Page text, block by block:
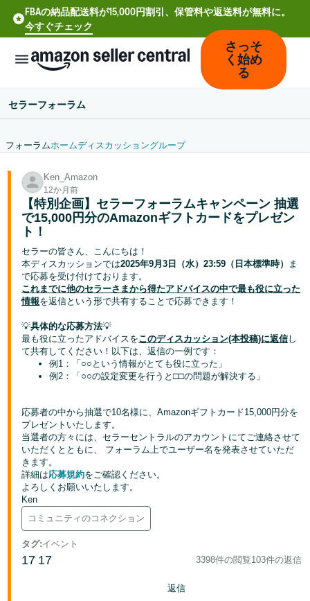
FBAの納品配送料が15,000円割引、保管料や返送料が無料に。
今すぐチェック
日
本
語
文
-
CN
Deutsch
- DE
Español
- ES
Français
- FR
Italiano
한
국
어
-
KR
日
本
ロ
グ
イ
ン
さっそ
く始め
る
セラーフォーラム
フォーラムホームディスカッショングループ
Ken_Amazon
12か月前
【特別企画】セラーフォーラムキャンペーン 抽選
で15,000円分のAmazonギフトカードをプレゼン
ト！
セラーの皆さん、こんにちは！
本ディスカッションでは2025年9月3日（水）23:59（日本標準時）
ま
で応募を受け付けております。
これまでに他のセラーさまから得たアドバイスの中で最も役に立った
情報を返信という形で共有することで応募できます！
💡具体的な応募方法💡
最も役に立ったアドバイスをこのディスカッション(本投稿)に返信し
て共有してください！以下は、返信の一例です：
例1：「○○という情報がとても役に立った」
例2：「○○の設定変更を行うと□□の問題が解決する」
応募者の中から抽選で10名様に、Amazonギフトカード15,000円分を
プレゼントいたします。
当選者の方々には、セラーセントラルのアカウントにてご連絡させて
いただくとともに、 フォーラム上でユーザー名を発表させていただ
きます。
詳細は応募規約をご確認ください。
よろしくお願いいたします。
Ken
コミュニティのコネクション
タグ:イベント
17 17 3398件の閲覧103件の返信
返信